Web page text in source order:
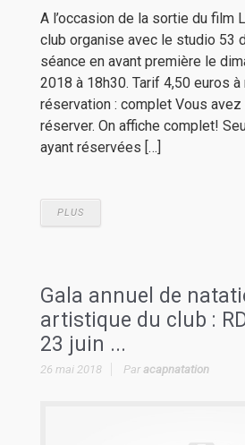
A l’occasion de la sortie du film
club organise avec le studio 53
séance en avant première le
2018 à 18h30. Tarif 4,50 euros
réservation : complet Vous
réserver. On affiche complet!
ayant réservées […]
PLUS
Gala annuel de
artistique du club :
23 juin ...
26 mai 2018 Paracapnatation